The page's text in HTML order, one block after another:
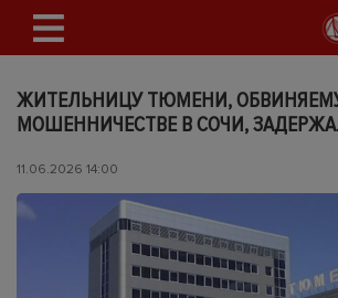
ЖИТЕЛЬНИЦУ ТЮМЕНИ,
МОШЕННИЧЕСТВЕ В СОЧИ,
11.06.2026 14:00